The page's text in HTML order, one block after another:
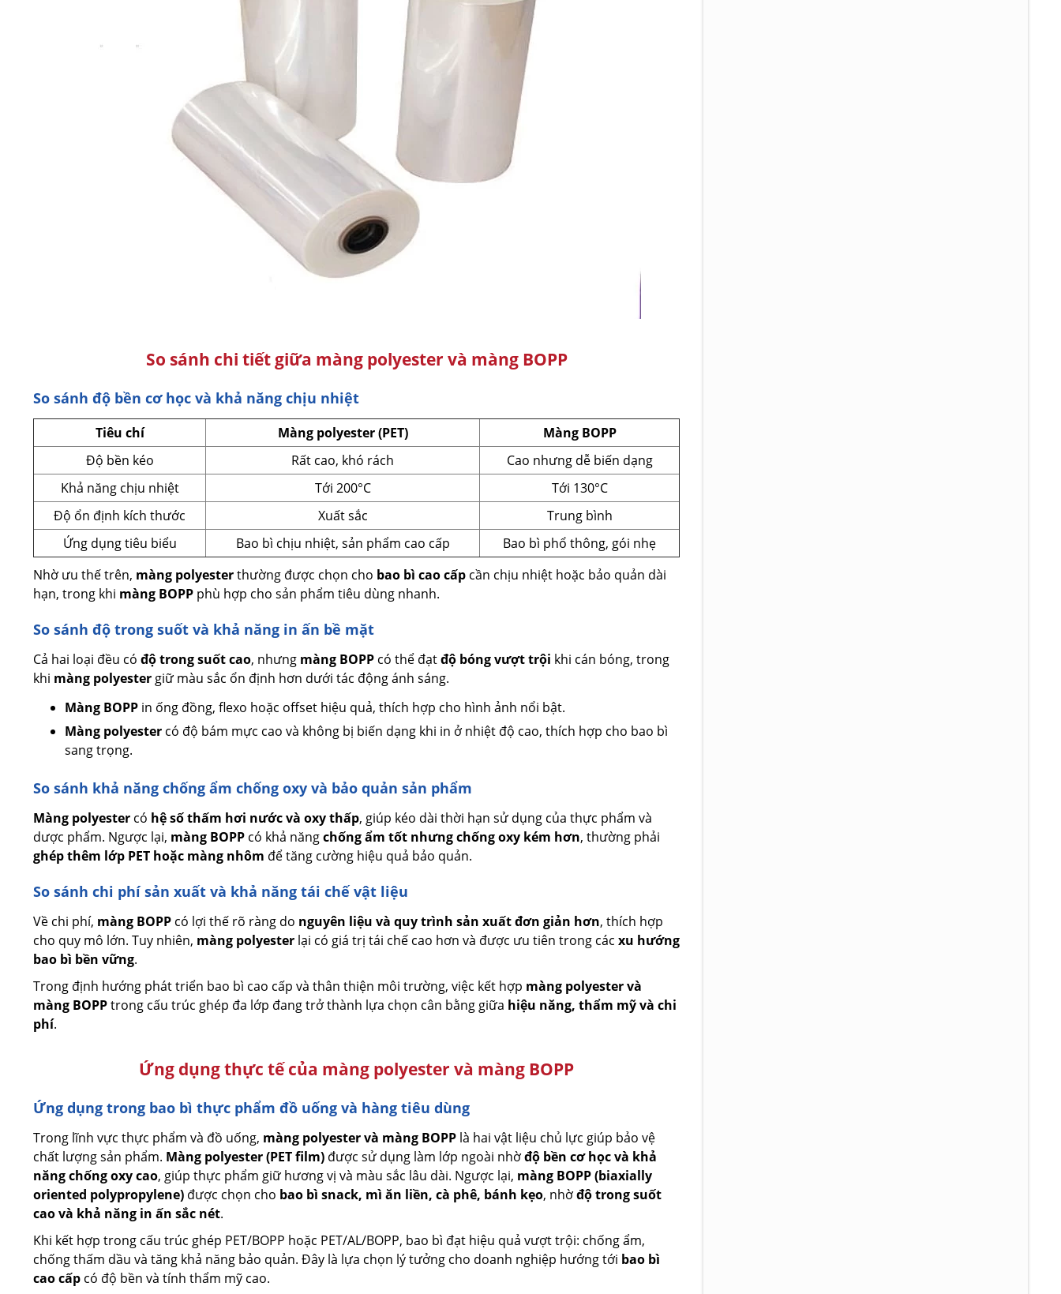
So sánh chi tiết giữa màng polyester và màng BOPP
So sánh độ bền cơ học và khả năng chịu nhiệt
Tiêu chí Màng polyester (PET)
Màng BOPP
Độ bền kéo
Rất cao, khó rách
Cao nhưng dễ biến dạng
Khả năng chịu nhiệt
Tới 200°C
Tới 130°C
Độ ổn định kích thước
Xuất sắc
Trung bình
Ứng dụng tiêu biểu
Bao bì chịu nhiệt, sản phẩm cao cấp
Bao bì phổ thông, gói nhẹ
Nhờ ưu thế trên, màng polyesterthường được chọn cho bao bì cao cấp cần chịu nhiệt hoặc bảo quản dài
hạn, trong khi màng BOPP phù hợp cho sản phẩm tiêu dùng nhanh.
So sánh độ trong suốt và khả năng in ấn bề mặt
Cả hai loại đều có độ trong suốt cao, nhưng màng BOPP có thể đạtđộ bóng vượt trội khi cán bóng, trong
khi màng polyester giữ màu sắc ổn định hơn dưới tác động ánh sáng.
Màng BOPP in ống đồng, flexo hoặc offset hiệu quả, thích hợp cho hình ảnh nổi bật.
Màng polyester có độ bám mực cao và không bị biến dạng khi in ở nhiệt độ cao, thích hợp cho bao bì
sang trọng.
So sánh khả năng chống ẩm chống oxy và bảo quản sản phẩm
Màng polyester có hệ số thấm hơi nước và oxy thấp, giúp kéo dài thời hạn sử dụng của thực phẩm và
dược phẩm. Ngược lại, màng BOPP có khả năngchống ẩm tốt nhưng chống oxy kém hơn, thường phải
ghép thêm lớp PET hoặc màng nhôm để tăng cường hiệu quả bảo quản.
So sánh chi phí sản xuất và khả năng tái chế vật liệu
Về chi phí, màng BOPP có lợi thế rõ ràng do nguyên liệu và quy trình sản xuất đơn giản hơn, thích hợp
cho quy mô lớn. Tuy nhiên, màng polyester lại có giá trị tái chế cao hơn và được ưu tiên trong các xu hướng
bao bì bền vững.
Trong định hướng phát triển bao bì cao cấp và thân thiện môi trường, việc kết hợp màng polyester và
màng BOPPtrong cấu trúc ghép đa lớp đang trở thành lựa chọn cân bằng giữa hiệu năng, thẩm mỹ và chi
phí.
Ứng dụng thực tế của màng polyester và màng BOPP
Ứng dụng trong bao bì thực phẩm đồ uống và hàng tiêu dùng
Trong lĩnh vực thực phẩm và đồ uống, màng polyester và màng BOPP là hai vật liệu chủ lực giúp bảo vệ
chất lượng sản phẩm. Màng polyester (PET film) được sử dụng làm lớp ngoài nhờđộ bền cơ học và khả
năng chống oxy cao, giúp thực phẩm giữ hương vị và màu sắc lâu dài. Ngược lại, màng BOPP (biaxially
oriented polypropylene) được chọn cho bao bì snack, mì ăn liền, cà phê, bánh kẹo, nhờđộ trong suốt
cao và khả năng in ấn sắc nét.
Khi kết hợp trong cấu trúc ghép PET/BOPP hoặc PET/AL/BOPP, bao bì đạt hiệu quả vượt trội: chống ẩm,
chống thấm dầu và tăng khả năng bảo quản. Đây là lựa chọn lý tưởng cho doanh nghiệp hướng tới bao bì
cao cấp có độ bền và tính thẩm mỹ cao.